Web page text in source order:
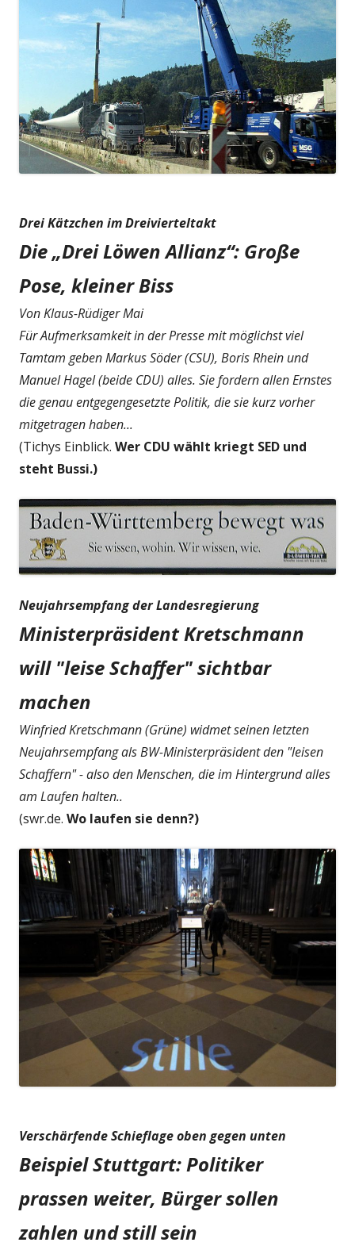
Drei Kätzchen im Dreivierteltakt
Die „Drei Löwen Allianz“: Große
Pose, kleiner Biss
Von Klaus-Rüdiger Mai
Für Aufmerksamkeit in der Presse mit möglichst viel
Tamtam geben Markus Söder (CSU), Boris Rhein und
Manuel Hagel (beide CDU) alles. Sie fordern allen Ernstes
die genau entgegengesetzte Politik, die sie kurz vorher
mitgetragen haben...
(Tichys Einblick. Wer CDU wählt kriegt SED und
steht Bussi.)
Neujahrsempfang der Landesregierung
Ministerpräsident Kretschmann
will "leise Schaffer" sichtbar
machen
Winfried Kretschmann (Grüne) widmet seinen letzten
Neujahrsempfang als BW-Ministerpräsident den "leisen
Schaffern" - also den Menschen, die im Hintergrund alles
am Laufen halten..
(swr.de. Wo laufen sie denn?)
Verschärfende Schieflage oben gegen unten
Beispiel Stuttgart: Politiker
pras­sen weiter, Bürger sollen
zahlen und still sein